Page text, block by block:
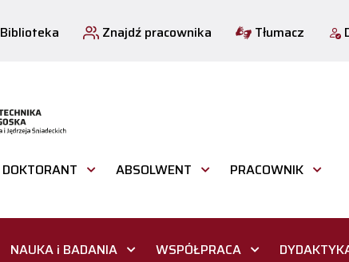
Biblioteka Znajdź pracownika Tłumacz
DOKTORANT ABSOLWENT PRACOWNIK
NAUKA i BADANIA WSPÓŁPRACA